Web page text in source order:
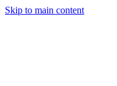
Skip to main content